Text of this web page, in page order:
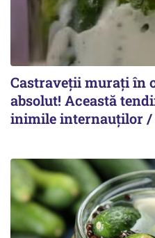
Castraveții murați în
absolut! Această
inimile internauților /